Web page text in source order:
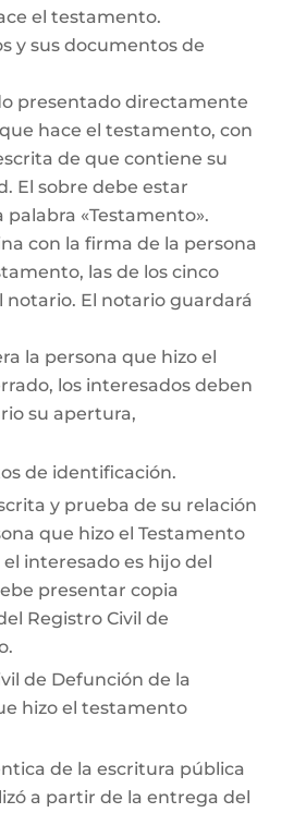
el testamento.
y sus documentos de
presentado directamente
hace el testamento, con
de que contiene su
El sobre debe estar
palabra «Testamento».
con la firma de la persona
las de los cinco
notario. El notario guardará
la persona que hizo el
los interesados deben
su apertura,
de identificación.
y prueba de su relación
que hizo el Testamento
el interesado es hijo del
presentar copia
Registro Civil de
de Defunción de la
hizo el testamento
de la escritura pública
a partir de la entrega del